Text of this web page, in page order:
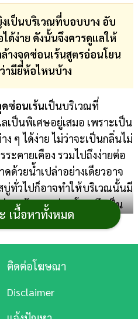
นบริเวณที่บอบบาง อับ
ด้ง่าย ดังนั้นจึงควรดูแลให้
างจุดซ่อนเร้นสูตรอ่อนโยน
ามียี่ห้อไหนบ้าง
ซ่อนเร้นเป็นบริเวณที่
เป็นพิเศษอยู่เสมอ เพราะเป็น
ๆ ได้ง่าย ไม่ว่าจะเป็นกลิ่นไม่
ะคายเคือง รวมไปถึงง่ายต่อ
ด้วยน้ำเปล่าอย่างเดียวอาจ
ทั่วไปก็อาจทำให้บริเวณนั้นมี
อนเร้นสูตรอ่อนโยน จึงเป็น
สะอาดและดูแลสมดุลให้กับ
น้ำยาล้างจุด
เนื้อหาทั้งหมด
ติดต่อโฆษณา
Disclaimer